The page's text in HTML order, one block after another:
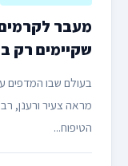
מעבר
שקיימים רק
בעולם שבו המדפים
מראה צעיר ורענן,
הטיפוח...